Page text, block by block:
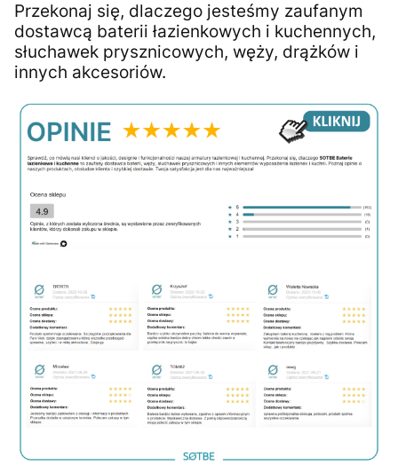
Przekonaj się, dlaczego jesteśmy zaufanym
dostawcą baterii łazienkowych i kuchennych,
słuchawek prysznicowych, węży, drążków i
innych akcesoriów.